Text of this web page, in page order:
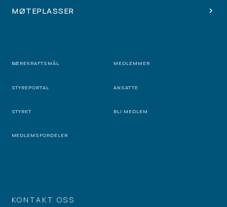
KONTAKT OSS
MØTEPLASSER
BÆREKRAFTSMÅL MEDLEMMER
STYREPORTAL ANSATTE
STYRET BLI MEDLEM
MEDLEMSFORDELER